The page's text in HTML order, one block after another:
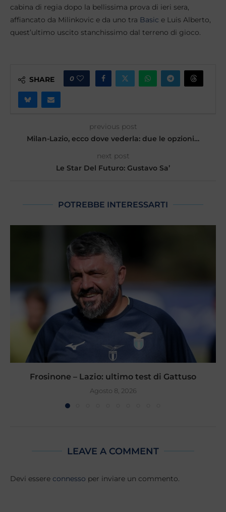
cabina di regia dopo la bellissima prova di ieri sera,
affiancato da Milinkovic e da uno tra Basic e Luis Alberto,
quest’ultimo uscito stanchissimo dal terreno di gioco.
SHARE 0
previous post
Milan-Lazio, ecco dove vederla: due le opzioni…
next post
Le Star Del Futuro: Gustavo Sa’
POTREBBE INTERESSARTI
Frosinone – Lazio: ultimo test di Gattuso
Agosto 8, 2026
LEAVE A COMMENT
Devi essere connesso per inviare un commento.